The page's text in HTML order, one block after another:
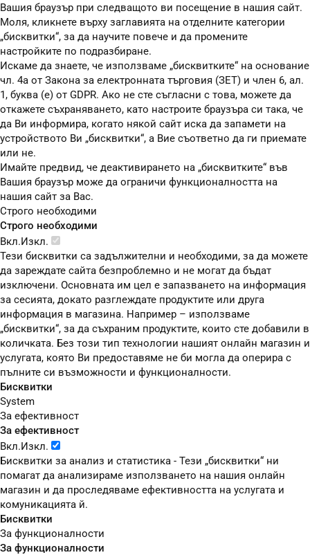
Вашия браузър при следващото ви посещение в нашия сайт.
Моля, кликнете върху заглавията на отделните категории
„бисквитки“, за да научите повече и да промените
настройките по подразбиране.
Искаме да знаете, че използваме „бисквитките“ на основание
чл. 4а от Закона за електронната търговия (ЗЕТ) и член 6, ал.
1, буква (е) от GDPR. Ако не сте съгласни с това, можете да
откажете съхраняването, като настроите браузъра си така, че
да Ви информира, когато някой сайт иска да запамети на
устройството Ви „бисквитки“, а Вие съответно да ги приемате
или не.
Имайте предвид, че деактивирането на „бисквитките“ във
Вашия браузър може да ограничи функционалността на
нашия сайт за Вас.
Строго необходими
Строго необходими
Вкл.Изкл.
Тези бисквитки са задължителни и необходими, за да можете
да зареждате сайта безпроблемно и не могат да бъдат
изключени. Основната им цел е запазването на информация
за сесията, докато разглеждате продуктите или друга
информация в магазина. Например – използваме
„бисквитки“, за да съхраним продуктите, които сте добавили в
количката. Без този тип технологии нашият онлайн магазин и
услугата, която Ви предоставяме не би могла да оперира с
пълните си възможности и функционалности.
Бисквитки
System
За ефективност
За ефективност
Вкл.Изкл.
Бисквитки за анализ и статистика - Тези „бисквитки“ ни
помагат да анализираме използването на нашия онлайн
магазин и да проследяваме ефективността на услугата и
комуникацията й.
Бисквитки
За функционалности
За функционалности